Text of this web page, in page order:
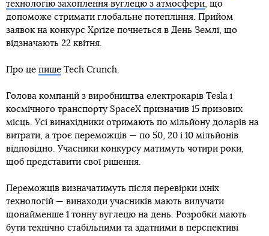
технологію захоплення вуглецю з атмосфери, що
допоможе стримати глобальне потепління. Прийом
заявок на конкурс Xprize почнеться в День Землі, що
відзначають 22 квітня.
Про це пише Tech Crunch.
Голова компаній з виробництва електрокарів Tesla і
космічного транспорту SpaceX призначив 15 призових
місць. Усі винахідники отримають по мільйону доларів на
витрати, а троє переможців — по 50, 20 і 10 мільйонів
відповідно. Учасники конкурсу матимуть чотири роки,
щоб представити свої рішення.
Переможців визначатимуть після перевірки їхніх
технологій — винаходи учасників мають вилучати
щонайменше 1 тонну вуглецю на день. Розробки мають
бути технічно стабільними та здатними в перспективі